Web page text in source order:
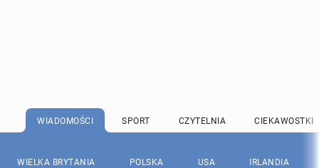
WIADOMOŚCI SPORT CZYTELNIA CIEKAWOSTKI
WIELKA BRYTANIA POLSKA USA IRLANDIA